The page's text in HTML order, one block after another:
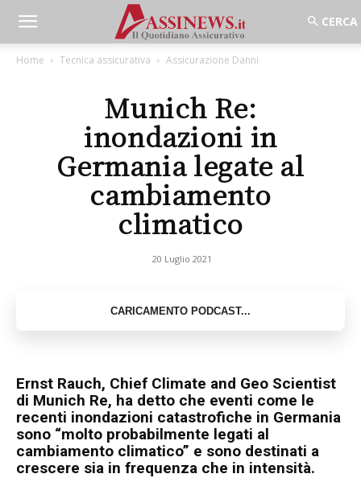
Home Tecnica assicurativa Assicurazione Danni
Munich Re:
inondazioni in
Germania legate al
cambiamento
climatico
20 Luglio 2021
Ernst Rauch, Chief Climate and Geo Scientist
di Munich Re, ha detto che eventi come le
recenti inondazioni catastrofiche in Germania
sono “molto probabilmente legati al
cambiamento climatico” e sono destinati a
crescere sia in frequenza che in intensità.